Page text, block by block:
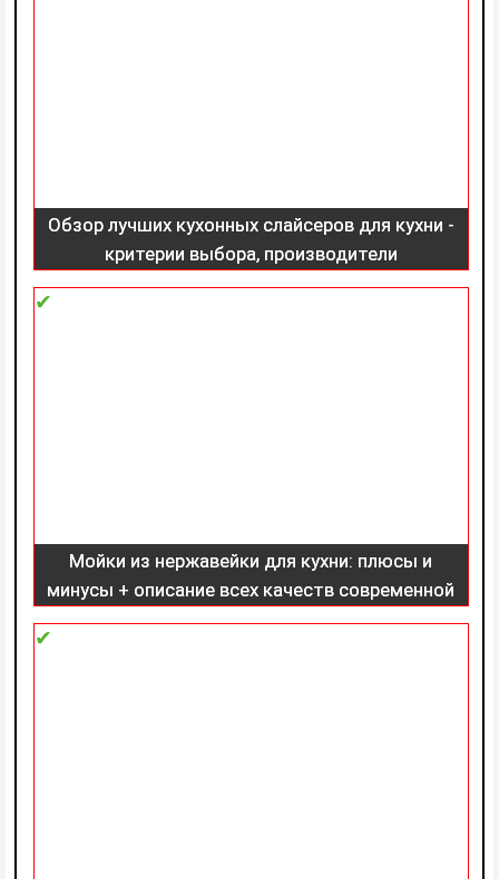
Обзор лучших кухонных слайсеров для кухни -
критерии выбора, производители
Мойки из нержавейки для кухни: плюсы и
минусы + описание всех качеств современной
мойки